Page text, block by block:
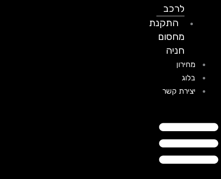
לרכב
התקנת
מחסום
חניה
מחירון
בלוג
יצירת קשר